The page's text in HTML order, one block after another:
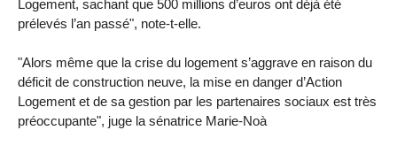
Logement, sachant que 500 millions d’euros ont déjà été
prélevés l’an passé", note-t-elle.
"Alors même que la crise du logement s’aggrave en raison du
déficit de construction neuve, la mise en danger d’Action
Logement et de sa gestion par les partenaires sociaux est très
préoccupante", juge la sénatrice Marie-Noà